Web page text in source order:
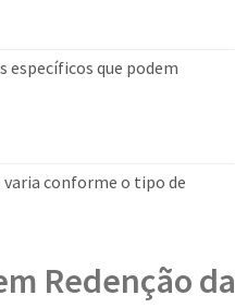
específicos que podem
varia conforme o tipo de
Redenção da